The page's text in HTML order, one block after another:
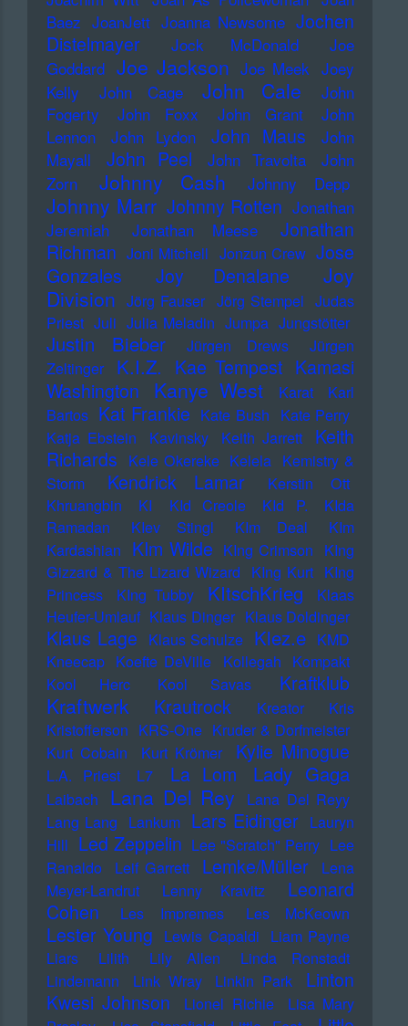
Baez JoanJett Joanna Newsome Jochen
Distelmayer
Jock McDonald
Joe
Goddard Joe Jackson Joe Meek Joey
Kelly
John Cage John Cale
John
Fogerty
John Foxx John Grant
John
Lennon
John Lydon John Maus
John
Mayall
John Peel John Travolta
John
Zorn
Johnny Cash Johnny Depp
Johnny Marr Johnny Rotten Jonathan
Jeremiah
Jonathan Meese
Jonathan
Richman Joni Mitchell Jonzun Crew Jose
Gonzales
Joy Denalane
Joy
Division Jörg Fauser Jörg Stempel Judas
Priest Juli Julia Meladin Jumpa Jungstötter
Justin Bieber Jürgen Drews
Jürgen
Zeltinger
K.I.Z. Kae Tempest Kamasi
Washington
Kanye West Karat
Karl
Bartos Kat Frankie Kate Bush Kate Perry
Katja Ebstein
Kavinsky Keith Jarrett
Keith
Richards Kele Okereke Kelela Kemistry &
Storm
Kendrick Lamar
Kerstin Ott
Khruangbin
KI KId Creole KId P.
KIda
Ramadan
KIev Stingl KIm Deal
KIm
Kardashian KIm Wilde KIng Crimson KIng
Gizzard & The Lizard Wizard KIng Kurt KIng
Princess
KIng Tubby KItschKrieg
Klaas
Heufer-Umlauf Klaus Dinger Klaus Doldinger
Klaus Lage Klaus Schulze Klez.e KMD
Kneecap Koefte DeVille Kollegah Kompakt
Kool Herc
Kool Savas Kraftklub
Kraftwerk Krautrock Kreator
Kris
Kristofferson KRS-One Kruder & Dorfmeister
Kurt Cobain
Kurt Krömer Kylie Minogue
L.A. Priest L7 La Lom Lady Gaga
Laibach Lana Del Rey
Lana Del Reyy
Lang Lang Lankum Lars Eidinger Lauryn
Hill Led Zeppelin Lee "Scratch" Perry Lee
Ranaldo
Leif Garrett Lemke/Müller
Lena
Meyer-Landrut
Lenny Kravitz
Leonard
Cohen
Les Impremes Les McKeown
Lester Young Lewis Capaldi Liam Payne
Liars
Lilith Lily Allen
Linda Ronstadt
Lindemann
Link Wray Linkin Park
Linton
Kwesi Johnson
Lionel Richie
Lisa Mary